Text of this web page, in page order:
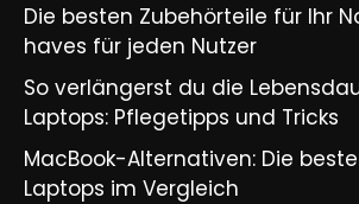
Die besten Zubehörteile für Ihr
haves für jeden Nutzer
So verlängerst du die
Laptops: Pflegetipps und Tricks​
MacBook-Alternativen: Die
Laptops im Vergleich​